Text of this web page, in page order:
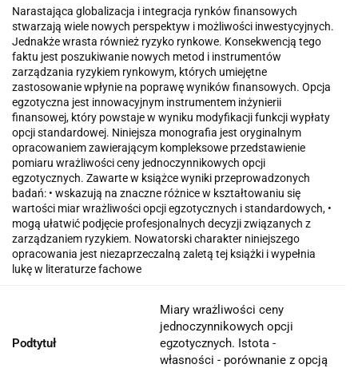
Narastająca globalizacja i integracja rynków finansowych
stwarzają wiele nowych perspektyw i możliwości inwestycyjnych.
Jednakże wrasta również ryzyko rynkowe. Konsekwencją tego
faktu jest poszukiwanie nowych metod i instrumentów
zarządzania ryzykiem rynkowym, których umiejętne
zastosowanie wpłynie na poprawę wyników finansowych. Opcja
egzotyczna jest innowacyjnym instrumentem inżynierii
finansowej, który powstaje w wyniku modyfikacji funkcji wypłaty
opcji standardowej. Niniejsza monografia jest oryginalnym
opracowaniem zawierającym kompleksowe przedstawienie
pomiaru wrażliwości ceny jednoczynnikowych opcji
egzotycznych. Zawarte w książce wyniki przeprowadzonych
badań: • wskazują na znaczne różnice w kształtowaniu się
wartości miar wrażliwości opcji egzotycznych i standardowych, •
mogą ułatwić podjęcie profesjonalnych decyzji związanych z
zarządzaniem ryzykiem. Nowatorski charakter niniejszego
opracowania jest niezaprzeczalną zaletą tej książki i wypełnia
lukę w literaturze fachowe
Podtytuł
Miary wrażliwości ceny
jednoczynnikowych opcji
egzotycznych. Istota -
własności - porównanie z opcją